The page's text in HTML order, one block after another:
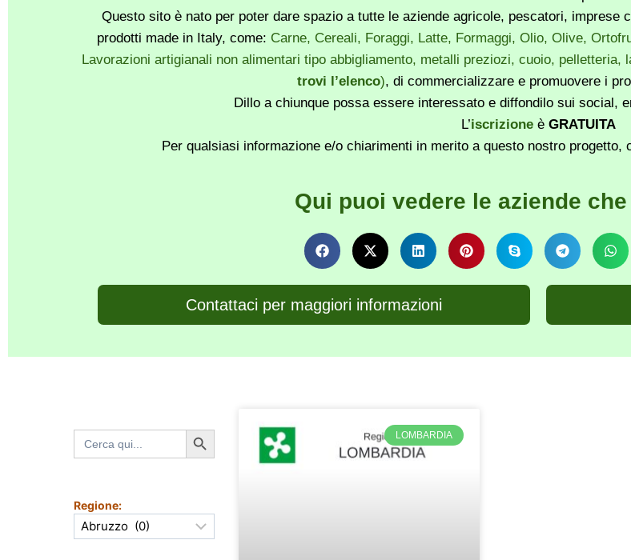
Questo sito è nato per poter dare spazio a tutte le aziende agricole, pescatori,
prodotti made in Italy, come: Carne, Cereali, Foraggi, Latte, Formaggi, Olio, Olive,
Lavorazioni artigianali non alimentari tipo abbigliamento, metalli preziozi, cuoio,
trovi l’elenco), di commercializzare e promuovere i
Dillo a chiunque possa essere interessato e diffondilo sui social,
L’iscrizioneè GRATUITA
Per qualsiasi informazione e/o chiarimenti in merito a questo nostro progetto,
Qui puoi vedere le aziende
Contattaci per maggiori informazioni
Search
for:
Search Button
Regione:
LOMBARDIA